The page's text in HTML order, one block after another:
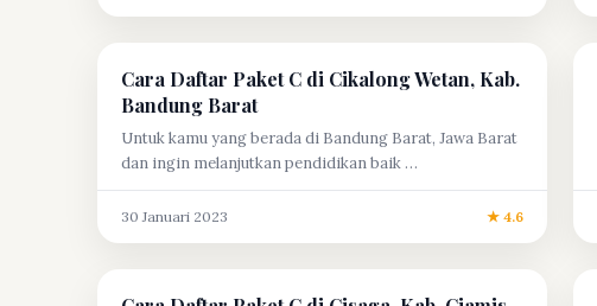
Cara Daftar Paket C di Cikalong Wetan, Kab.
Bandung Barat
Untuk kamu yang berada di Bandung Barat, Jawa Barat
dan ingin melanjutkan pendidikan baik …
30 Januari 2023 ★ 4.6